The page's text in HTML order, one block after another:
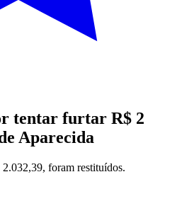
tentar furtar R$ 2
Aparecida
foram restituídos.